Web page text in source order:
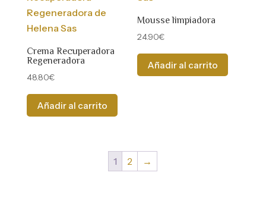
Crema Recuperadora
Regeneradora
48.80€
Añadir al carrito
Mousse limpiadora
24.90€
Añadir al carrito
1 2 →